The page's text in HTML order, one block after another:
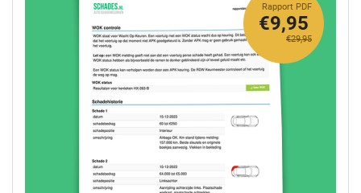
Rapport PDF
€29,95
€9,95